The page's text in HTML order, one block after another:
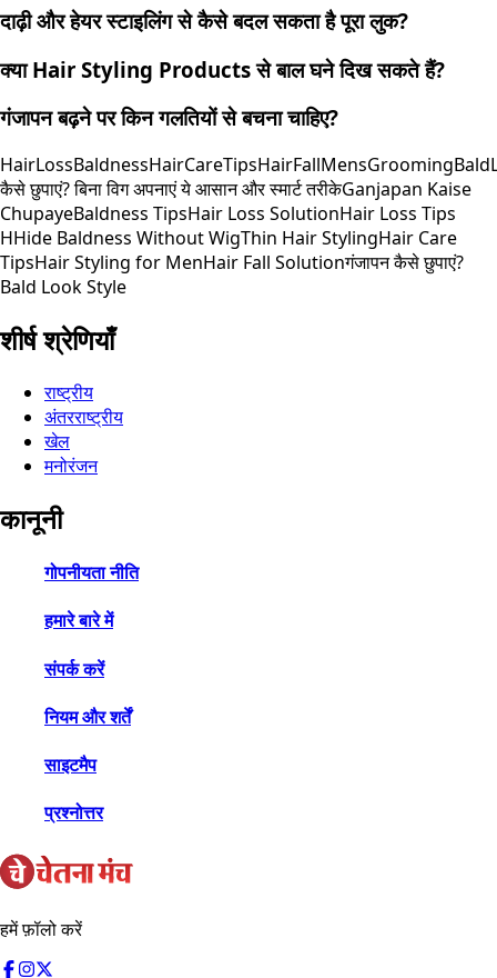
दाढ़ी और हेयर स्टाइलिंग से कैसे बदल सकता है पूरा लुक?
क्या Hair Styling Products से बाल घने दिख सकते हैं?
गंजापन बढ़ने पर किन गलतियों से बचना चाहिए?
HairLossBaldnessHairCareTipsHairFallMensGrooming
कैसे छुपाएं? बिना विग अपनाएं ये आसान और स्मार्ट तरीकेGanjapan Kaise
ChupayeBaldness TipsHair Loss SolutionHair Loss Tips
HHide Baldness Without WigThin Hair StylingHair Care
TipsHair Styling for MenHair Fall Solutionगंजापन कैसे छुपाएं?
Bald Look Style
शीर्ष श्रेणियाँ
राष्ट्रीय
अंतरराष्ट्रीय
खेल
मनोरंजन
कानूनी
गोपनीयता नीति
हमारे बारे में
संपर्क करें
नियम और शर्तें
साइटमैप
प्रश्नोत्तर
हमें फ़ॉलो करें